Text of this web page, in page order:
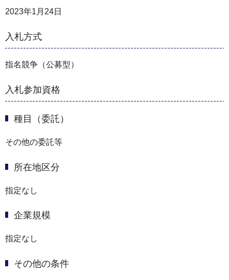
2023年1月24日
入札方式
指名競争（公募型）
入札参加資格
種目（委託）
その他の委託等
所在地区分
指定なし
企業規模
指定なし
その他の条件